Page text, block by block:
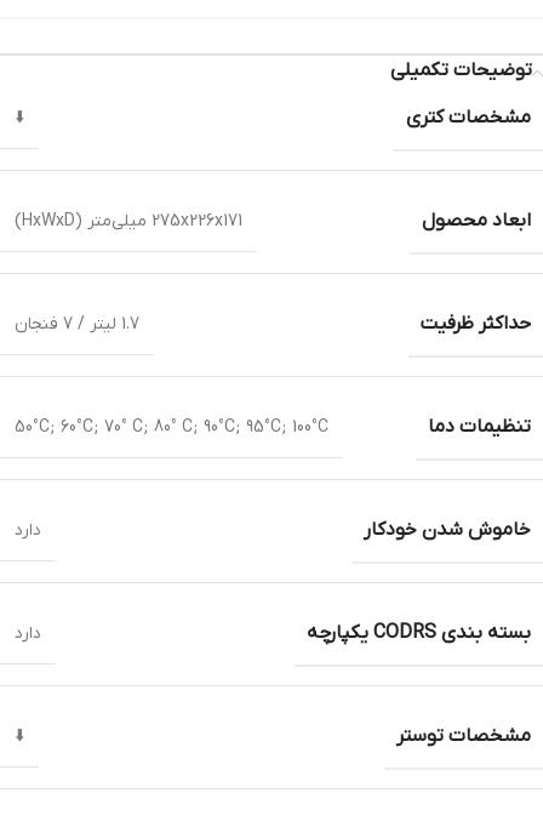
توضیحات تکمیلی
مشخصات کتری
⬇️
ابعاد محصول 275x226x171 میلی‌متر (HxWxD)
حداکثر ظرفیت 1.7 لیتر / 7 فنجان
تنظیمات دما 50°C; 60°C; 70° C; 80° C; 90°C; 95°C; 100°C
خاموش شدن خودکار دارد
بسته بندی CODRS یکپارچه دارد
مشخصات توستر ⬇️